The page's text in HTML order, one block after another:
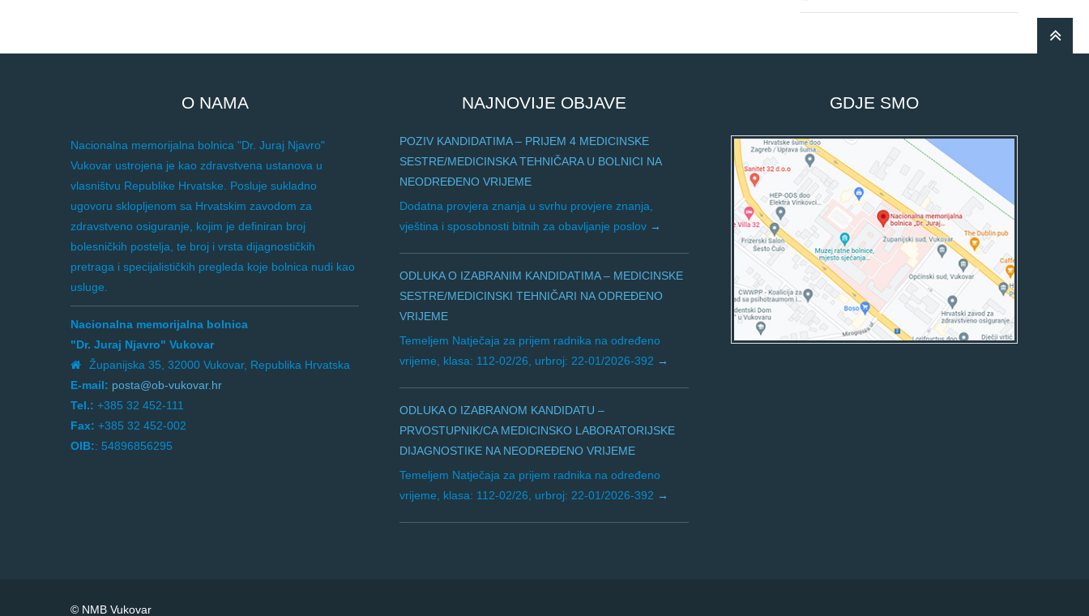
O NAMA
Nacionalna memorijalna bolnica "Dr. Juraj Njavro"
Vukovar ustrojena je kao zdravstvena ustanova u
vlasništvu Republike Hrvatske. Posluje sukladno
ugovoru sklopljenom sa Hrvatskim zavodom za
zdravstveno osiguranje, kojim je definiran broj
bolesničkih postelja, te broj i vrsta dijagnostičkih
pretraga i specijalističkih pregleda koje bolnica nudi kao
usluge.
Nacionalna memorijalna bolnica
"Dr. Juraj Njavro" Vukovar
Županijska 35, 32000 Vukovar, Republika Hrvatska
E-mail: posta@ob-vukovar.hr
Tel.: +385 32 452-111
Fax: +385 32 452-002
OIB:: 54896856295
NAJNOVIJE OBJAVE
POZIV KANDIDATIMA – PRIJEM 4 MEDICINSKE
SESTRE/MEDICINSKA TEHNIČARA U BOLNICI NA
NEODREĐENO VRIJEME
Dodatna provjera znanja u svrhu provjere znanja,
vještina i sposobnosti bitnih za obavljanje poslov
ODLUKA O IZABRANIM KANDIDATIMA – MEDICINSKE
SESTRE/MEDICINSKI TEHNIČARI NA ODREĐENO
VRIJEME
Temeljem Natječaja za prijem radnika na određeno
vrijeme, klasa: 112-02/26, urbroj: 22-01/2026-392
ODLUKA O IZABRANOM KANDIDATU –
PRVOSTUPNIK/CA MEDICINSKO LABORATORIJSKE
DIJAGNOSTIKE NA NEODREĐENO VRIJEME
Temeljem Natječaja za prijem radnika na određeno
vrijeme, klasa: 112-02/26, urbroj: 22-01/2026-392
GDJE SMO
© NMB Vukovar